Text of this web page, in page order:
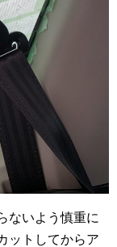
ないよう慎重に
ットしてからア